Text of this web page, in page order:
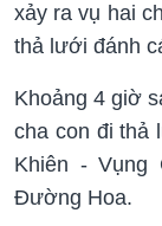
xảy ra vụ hai
thả lưới đánh
Khoảng 4 giờ
cha con đi thả
Khiên - Vụng
Đường Hoa.